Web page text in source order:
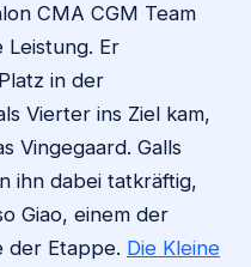
CMA CGM Team
Leistung. Er
in der
Vierter ins Ziel kam,
Vingegaard. Galls
ihn dabei tatkräftig,
Giao, einem der
der Etappe. Die Kleine